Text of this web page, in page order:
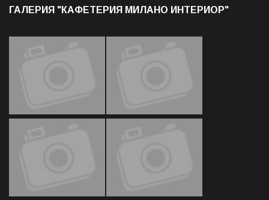
ГАЛЕРИЯ "КАФЕТЕРИЯ МИЛАНО ИНТЕРИОР"